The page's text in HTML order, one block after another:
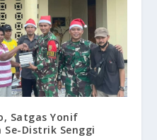
Satgas Yonif
Se-Distrik Senggi